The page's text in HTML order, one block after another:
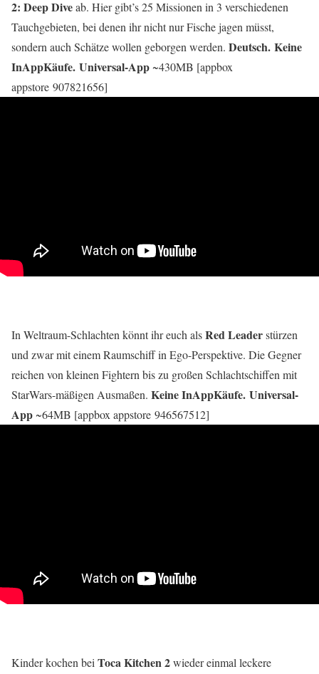
2: Deep Diveab. Hier gibt’s 25 Missionen in 3 verschiedenen
Tauchgebieten, bei denen ihr nicht nur Fische jagen müsst,
sondern auch Schätze wollen geborgen werden. Deutsch. Keine
InAppKäufe. Universal-App ~430MB [appbox
appstore 907821656]
In Weltraum-Schlachten könnt ihr euch alsRed Leaderstürzen
und zwar mit einem Raumschiff in Ego-Perspektive. Die Gegner
reichen von kleinen Fightern bis zu großen Schlachtschiffen mit
StarWars-mäßigen Ausmaßen. Keine InAppKäufe. Universal-
App ~64MB [appbox appstore 946567512]
Kinder kochen beiToca Kitchen 2wieder einmal leckere